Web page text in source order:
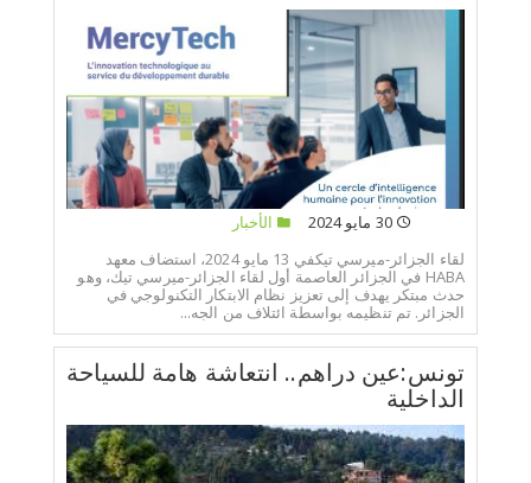
30 مايو 2024
الأخبار
لقاء الجزائر-ميرسي تيكفي 13 مايو 2024، استضاف معهد
HABA في الجزائر العاصمة أول لقاء الجزائر-ميرسي تيك، وهو
حدث مبتكر يهدف إلى تعزيز نظام الابتكار التكنولوجي في
الجزائر. تم تنظيمه بواسطة ائتلاف من الجه...
تونس:عين دراهم.. انتعاشة هامة للسياحة
الداخلية